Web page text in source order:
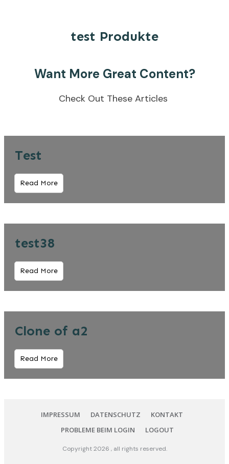
test Produkte
Want More Great Content?
Check Out These Articles
Test
Read More
test38
Read More
Clone of a2
Read More
IMPRESSUM DATENSCHUTZ
KONTAKT
PROBLEME BEIM LOGIN
LOGOUT
Copyright2026 , all rights reserved.